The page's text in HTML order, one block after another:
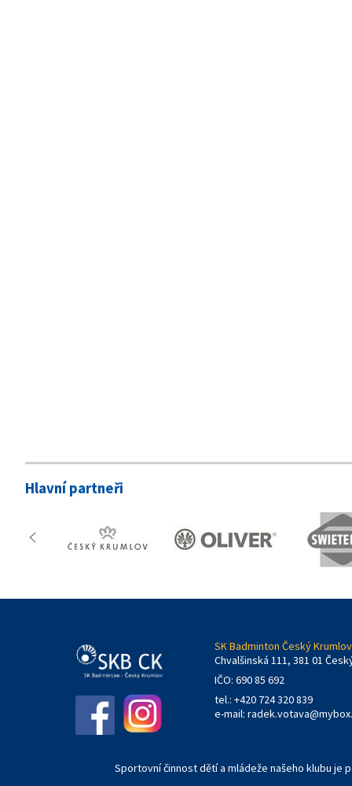
Hlavní partneři
SK Badminton Český
Chvalšinská 111, 381 01
IČO: 690 85 692
tel.: +420 724 320 839
e-mail:
Sportovní činnost dětí a mládeže našeho klubu je